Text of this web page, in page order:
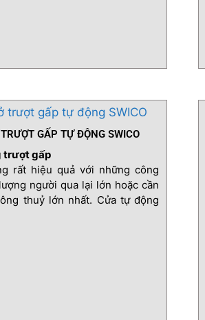
GẤP TỰ ĐỘNG SWICO
trượt gấp
rất hiệu quả với những công
người qua lại lớn hoặc cần
thuỷ lớn nhất. Cửa tự động